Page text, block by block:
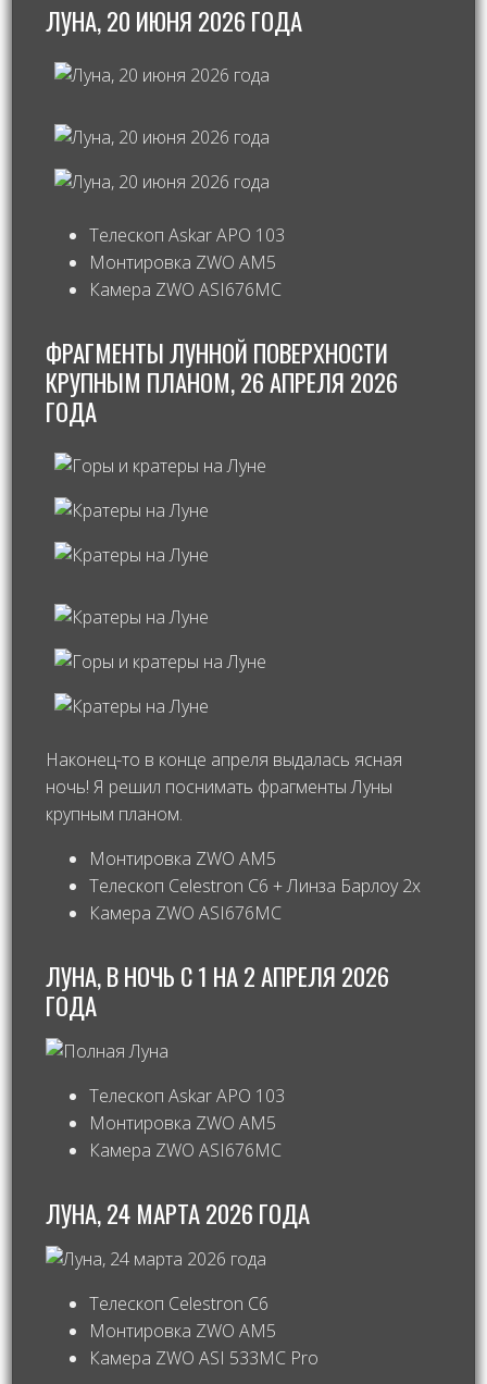
ЛУНА, 20 ИЮНЯ 2026 ГОДА
Телескоп Askar APO 103
Монтировка ZWO AM5
Камера ZWO ASI676MC
ФРАГМЕНТЫ ЛУННОЙ ПОВЕРХНОСТИ
КРУПНЫМ ПЛАНОМ, 26 АПРЕЛЯ 2026
ГОДА
Наконец-то в конце апреля выдалась ясная
ночь! Я решил поснимать фрагменты Луны
крупным планом.
Монтировка ZWO AM5
Телескоп Celestron С6 + Линза Барлоу 2x
Камера ZWO ASI676MC
ЛУНА, В НОЧЬ С 1 НА 2 АПРЕЛЯ 2026
ГОДА
Телескоп Askar APO 103
Монтировка ZWO AM5
Камера ZWO ASI676MC
ЛУНА, 24 МАРТА 2026 ГОДА
Телескоп Celestron С6
Монтировка ZWO AM5
Камера ZWO ASI 533MC Pro